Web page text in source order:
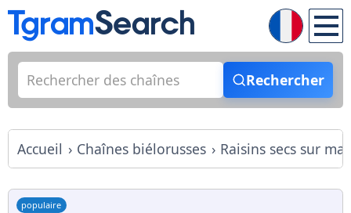
Rechercher
Accueil Chaînes biélorusses Raisins secs sur
populaire